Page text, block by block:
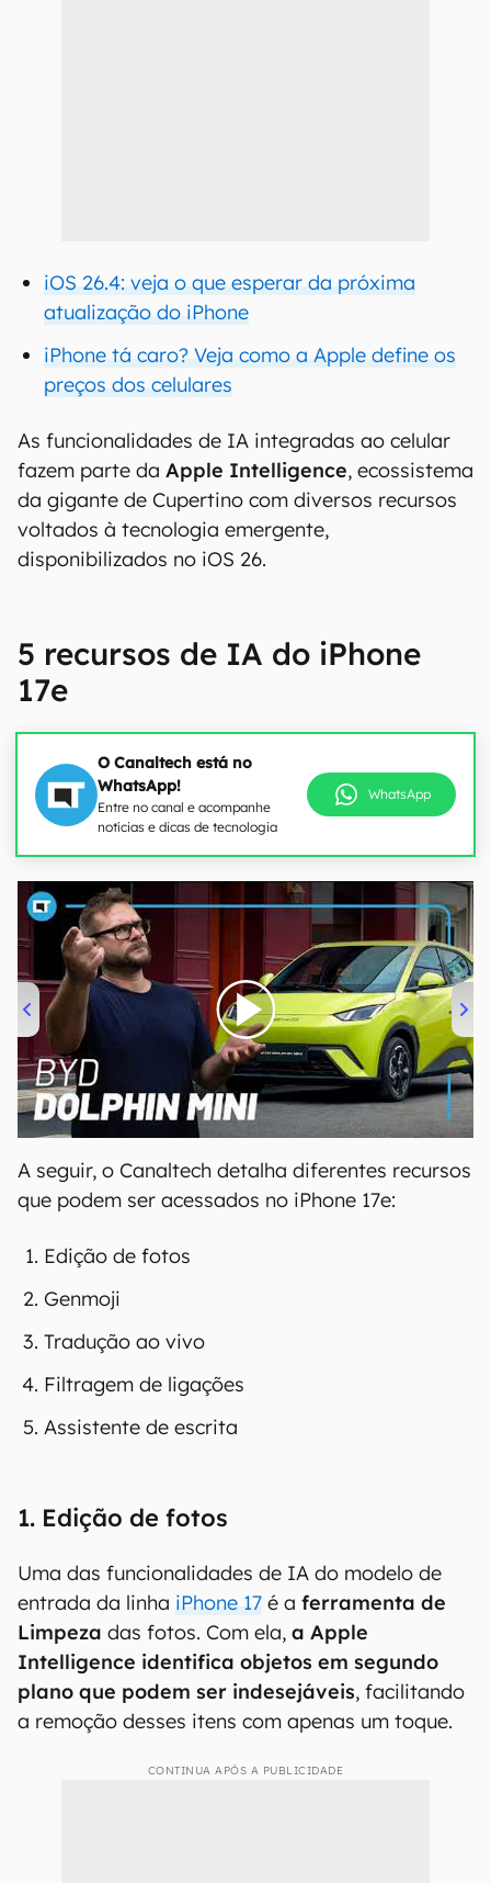
iOS 26.4: veja o que esperar da próxima
atualização do iPhone
iPhone tá caro? Veja como a Apple define os
preços dos celulares
As funcionalidades de IA integradas ao celular
fazem parte da Apple Intelligence, ecossistema
da gigante de Cupertino com diversos recursos
voltados à tecnologia emergente,
disponibilizados no iOS 26.
5 recursos de IA do iPhone
17e
O Canaltech está no
WhatsApp!
Entre no canal e acompanhe
notícias e dicas de tecnologia
WhatsApp
00:00/04:07
A seguir, o Canaltech detalha diferentes recursos
que podem ser acessados no iPhone 17e:
Edição de fotos
Genmoji
Tradução ao vivo
Filtragem de ligações
Assistente de escrita
1. Edição de fotos
Uma das funcionalidades de IA do modelo de
entrada da linha iPhone 17 é a ferramenta de
Limpeza das fotos. Com ela, a Apple
Intelligence identifica objetos em segundo
plano que podem ser indesejáveis, facilitando
a remoção desses itens com apenas um toque.
CONTINUA APÓS A PUBLICIDADE